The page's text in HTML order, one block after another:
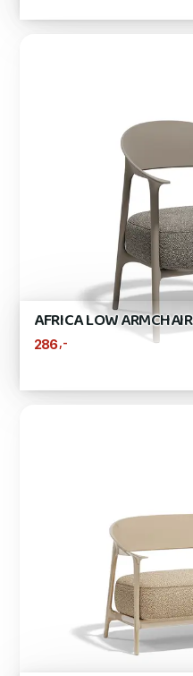
AFRICA LOW ARMCHAIR
286,-